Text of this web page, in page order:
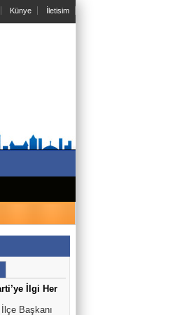
Künye İletisim
İlgi Her
Başkanı